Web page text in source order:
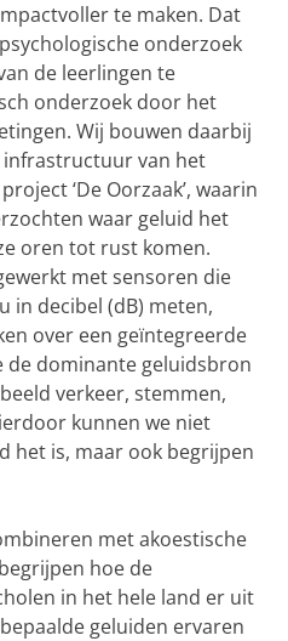
te maken. Dat
onderzoek
de leerlingen te
onderzoek door het
Wij bouwen daarbij
van het
‘De Oorzaak’, waarin
waar geluid het
oren tot rust komen.
met sensoren die
in decibel (dB) meten,
over een geïntegreerde
de dominante geluidsbron
verkeer, stemmen,
kunnen we niet
het is, maar ook begrijpen
met akoestische
hoe de
in het hele land er uit
geluiden ervaren